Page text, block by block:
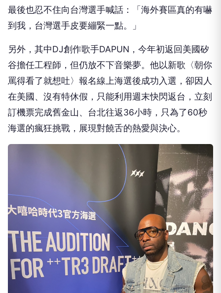
最後也忍不住向台灣選手喊話：「海外賽區真的有嚇
到我，台灣選手皮要繃緊一點。」
另外，其中DJ創作歌手DAPUN，今年初返回美國矽
谷擔任工程師，但仍放不下音樂夢。他以新歌〈朝你
罵得看了就想吐〉報名線上海選後成功入選，卻因人
在美國、沒有特休假，只能利用週末快閃返台，立刻
訂機票完成舊金山、台北往返36小時，只為了60秒
海選的瘋狂挑戰，展現對饒舌的熱愛與決心。